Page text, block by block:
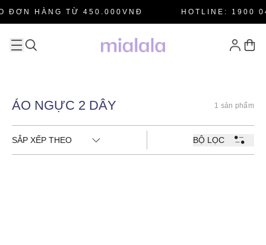
ĐƠN HÀNG TỪ 450.000VNĐ HOTLINE: 1900
ÁO NGỰC 2 DÂY 1 sản phẩm
SẮP XẾP THEO BỘ LỌC